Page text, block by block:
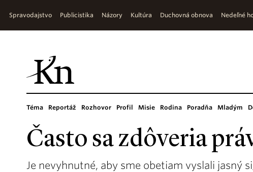
Spravodajstvo Publicistika Názory Kultúra Duchovná obnova Nedeľné
Téma Reportáž Rozhovor Profil Misie Rodina Poradňa Mladým
Často sa zdôveria
Je nevyhnutné, aby sme obetiam vyslali jasný